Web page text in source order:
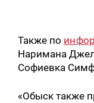
Также по
Наримана
Софиевка
«Обыск также